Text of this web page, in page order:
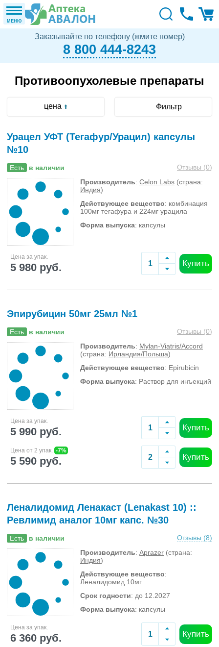
МЕНЮ
Заказывайте по телефону (жмите номер)
8 800 444-8243
Противоопухолевые препараты
цена Фильтр
Урацел УФТ (Тегафур/Урацил) капсулы
№10
Есть в наличии Отзывы (0)
Производитель: Celon Labs (страна:
Индия)
Действующее вещество: комбинация
100мг тегафура и 224мг урацила
Форма выпуска: капсулы
Цена за упак.
5 980 руб. Купить
Эпирубицин 50мг 25мл №1
Есть в наличии Отзывы (0)
Производитель: Mylan-Viatris/Accord
(страна: Ирландия/Польша)
Действующее вещество: Epirubicin
Форма выпуска: Раствор для инъекций
Цена за упак.
5 990 руб. Купить
Цена от 2 упак. -7%
5 590 руб. Купить
Леналидомид Ленакаст (Lenakast 10) ::
Ревлимид аналог 10мг капс. №30
Есть в наличии Отзывы (8)
Производитель: Aprazer (страна:
Индия)
Действующее вещество:
Леналидомид 10мг
Срок годности: до 12.2027
Форма выпуска: капсулы
Цена за упак.
6 360 руб. Купить